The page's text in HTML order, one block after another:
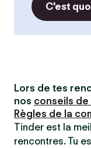
C'est
Lors de tes
nos conseils
Règles de la
Tinder est la
rencontres. Tu